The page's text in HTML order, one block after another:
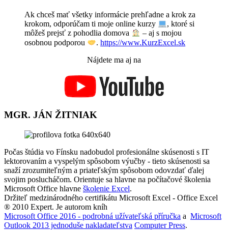
Ak chceš mať všetky informácie prehľadne a krok za
krokom, odporúčam ti moje online kurzy
, ktoré si
môžeš prejsť z pohodlia domova
– aj s mojou
osobnou podporou
.https://www.KurzExcel.sk
Nájdete ma aj na
MGR. JÁN ŽITNIAK
Počas štúdia vo Fínsku nadobudol profesionálne skúsenosti s IT
lektorovaním a vyspelým spôsobom výučby - tieto skúsenosti sa
snaží zrozumiteľným a priateľským spôsobom odovzdať ďalej
svojim poslucháčom. Orientuje sa hlavne na počítačové školenia
Microsoft Office hlavne školenie Excel.
Držiteľ medzinárodného certifikátu Microsoft Excel - Office Excel
® 2010 Expert. Je autorom kníh
Microsoft Office 2016 - podrobná užívateľská příručka a Microsoft
Outlook 2013 jednoduše nakladateľstva Computer Press.